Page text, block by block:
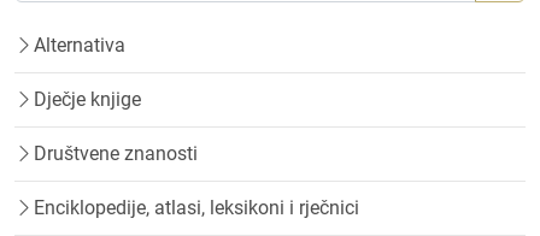
Alternativa
Dječje knjige
Društvene znanosti
Enciklopedije, atlasi, leksikoni i rječnici